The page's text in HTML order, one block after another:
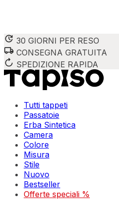
30 GIORNI PER RESO
CONSEGNA GRATUITA
SPEDIZIONE RAPIDA
Tutti tappeti
Passatoie
Erba Sintetica
Camera
Colore
Misura
Stile
Nuovo
Bestseller
Offerte speciali %
Utilizziamo i cookie
combinarle con altre
Indispensabili
I cookie
memorizzano alcun
Statistica